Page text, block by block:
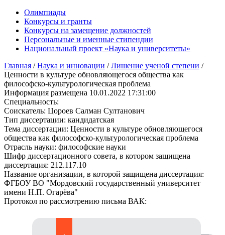
Олимпиады
Конкурсы и гранты
Конкурсы на замещение должностей
Персональные и именные стипендии
Национальный проект «Наука и университеты»
Главная /Наука и инновации /Лишение ученой степени /
Ценности в культуре обновляющегося общества как
философско-культурологическая проблема
Информация размещена 10.01.2022 17:31:00
Специальность:
Соискатель: Цороев Салман Султанович
Тип диссертации: кандидатская
Тема диссертации: Ценности в культуре обновляющегося
общества как философско-культурологическая проблема
Отрасль науки: философские науки
Шифр диссертационного совета, в котором защищена
диссертация: 212.117.10
Название организации, в которой защищена диссертация:
ФГБОУ ВО "Мордовский государственный университет
имени Н.П. Огарёва"
Протокол по рассмотрению письма ВАК: